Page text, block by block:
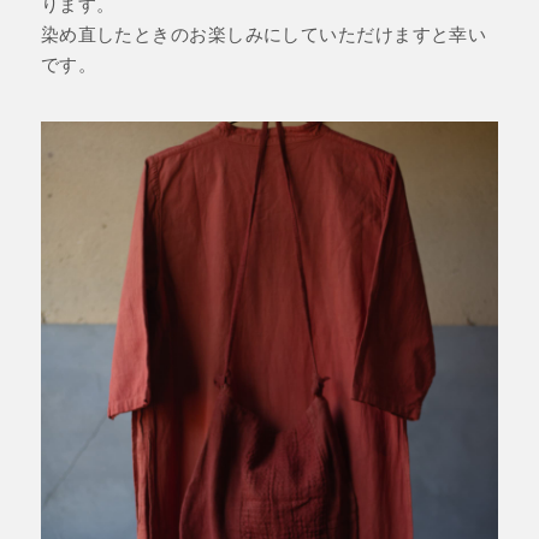
染め直したときのお楽しみにしていただけますと幸い
です。